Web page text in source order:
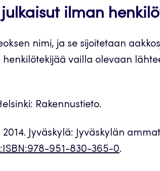
ilman
nimi, ja se sijoitetaan
henkilötekijää vailla olevaan
Rakennustieto.
Jyväskylä: Jyväskylän
951-830-365-0.